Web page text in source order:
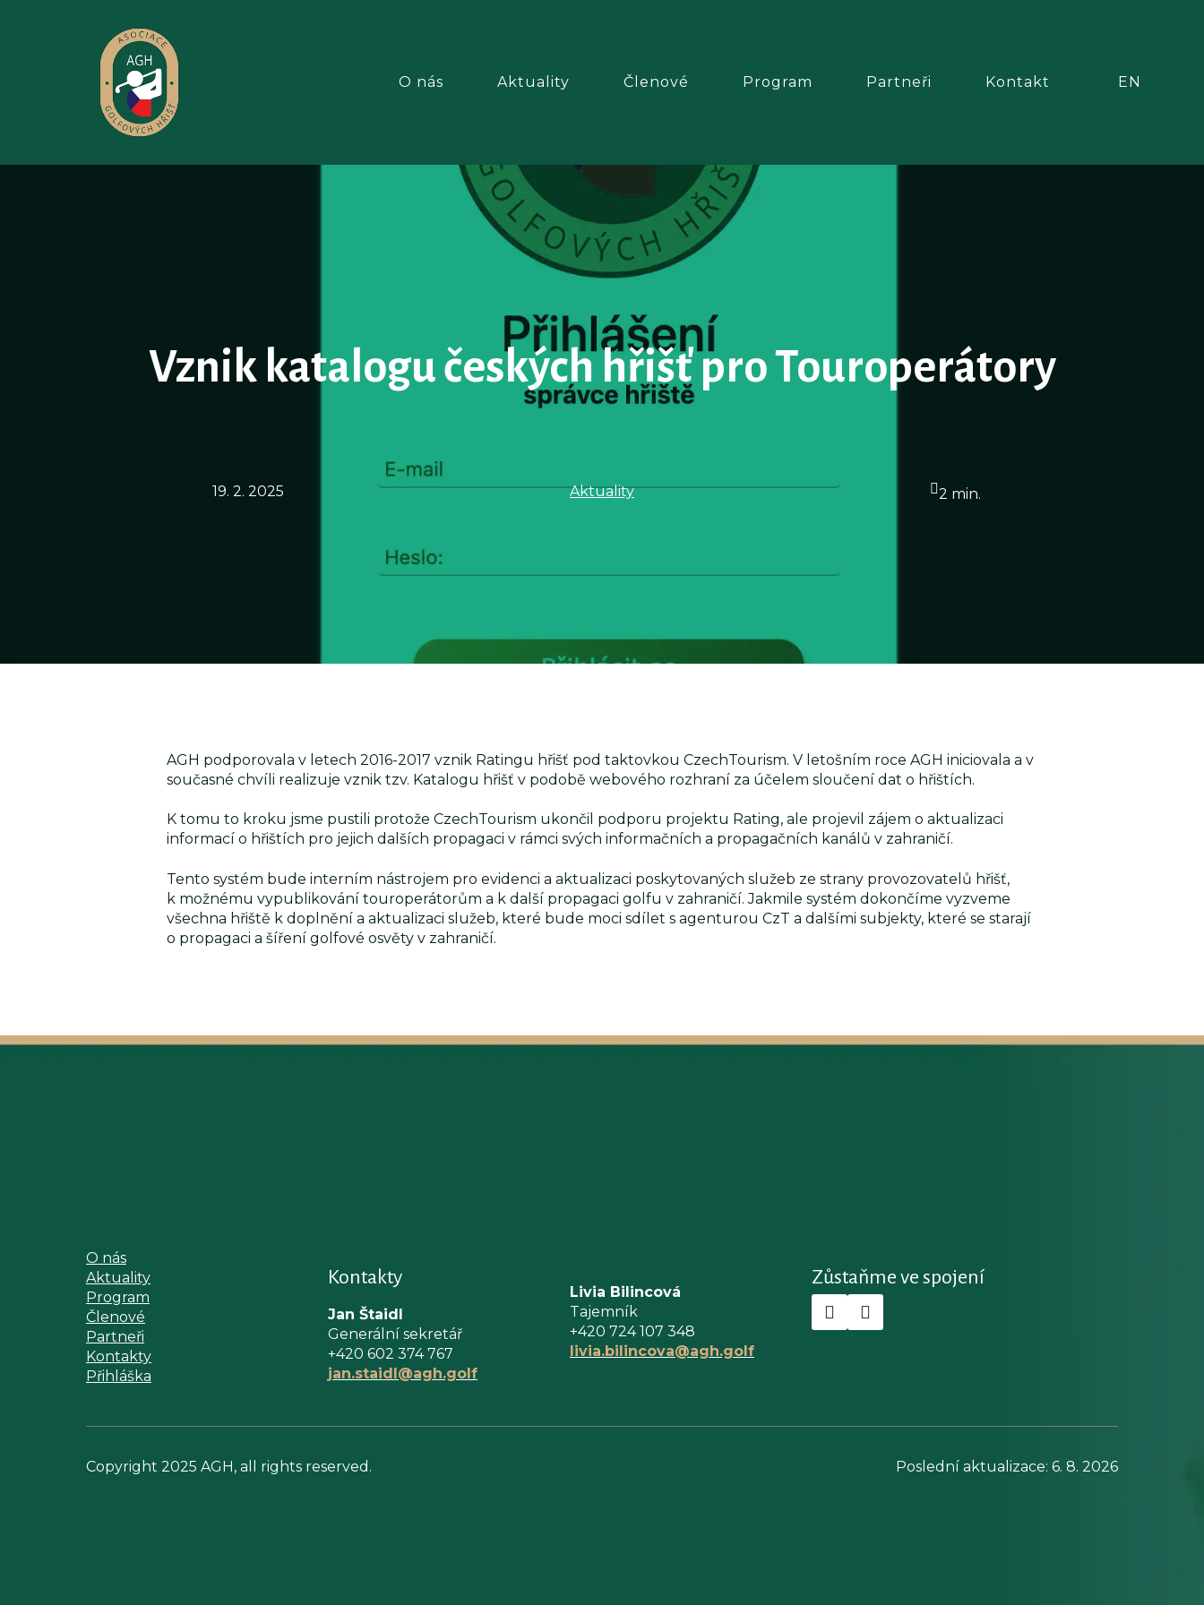
O nás Aktuality Členové Program Partneři Kontakt CS
EN
Vznik katalogu českých hřišť pro Touroperátory
19. 2. 2025 Aktuality 2 min.
AGH podporovala v letech 2016-2017 vznik Ratingu hřišť pod taktovkou CzechTourism. V letošním roce AGH iniciovala a v
současné chvíli realizuje vznik tzv. Katalogu hřišť v podobě webového rozhraní za účelem sloučení dat o hřištích.
K tomu to kroku jsme pustili protože CzechTourism ukončil podporu projektu Rating, ale projevil zájem o aktualizaci
informací o hřištích pro jejich dalších propagaci v rámci svých informačních a propagačních kanálů v zahraničí.
Tento systém bude interním nástrojem pro evidenci a aktualizaci poskytovaných služeb ze strany provozovatelů hřišť,
k možnému vypublikování touroperátorům a k další propagaci golfu v zahraničí. Jakmile systém dokončíme vyzveme
všechna hřiště k doplnění a aktualizaci služeb, které bude moci sdílet s agenturou CzT a dalšími subjekty, které se starají
o propagaci a šíření golfové osvěty v zahraničí.
O nás
Aktuality
Program
Členové
Partneři
Kontakty
Přihláška
Kontakty
Jan Štaidl
Generální sekretář
+420 602 374 767
jan.staidl@agh.golf
Livia Bilincová
Tajemník
+420 724 107 348
livia.bilincova@agh.golf
Zůstaňme ve spojení
Copyright 2025 AGH, all rights reserved. Poslední aktualizace: 6. 8. 2026